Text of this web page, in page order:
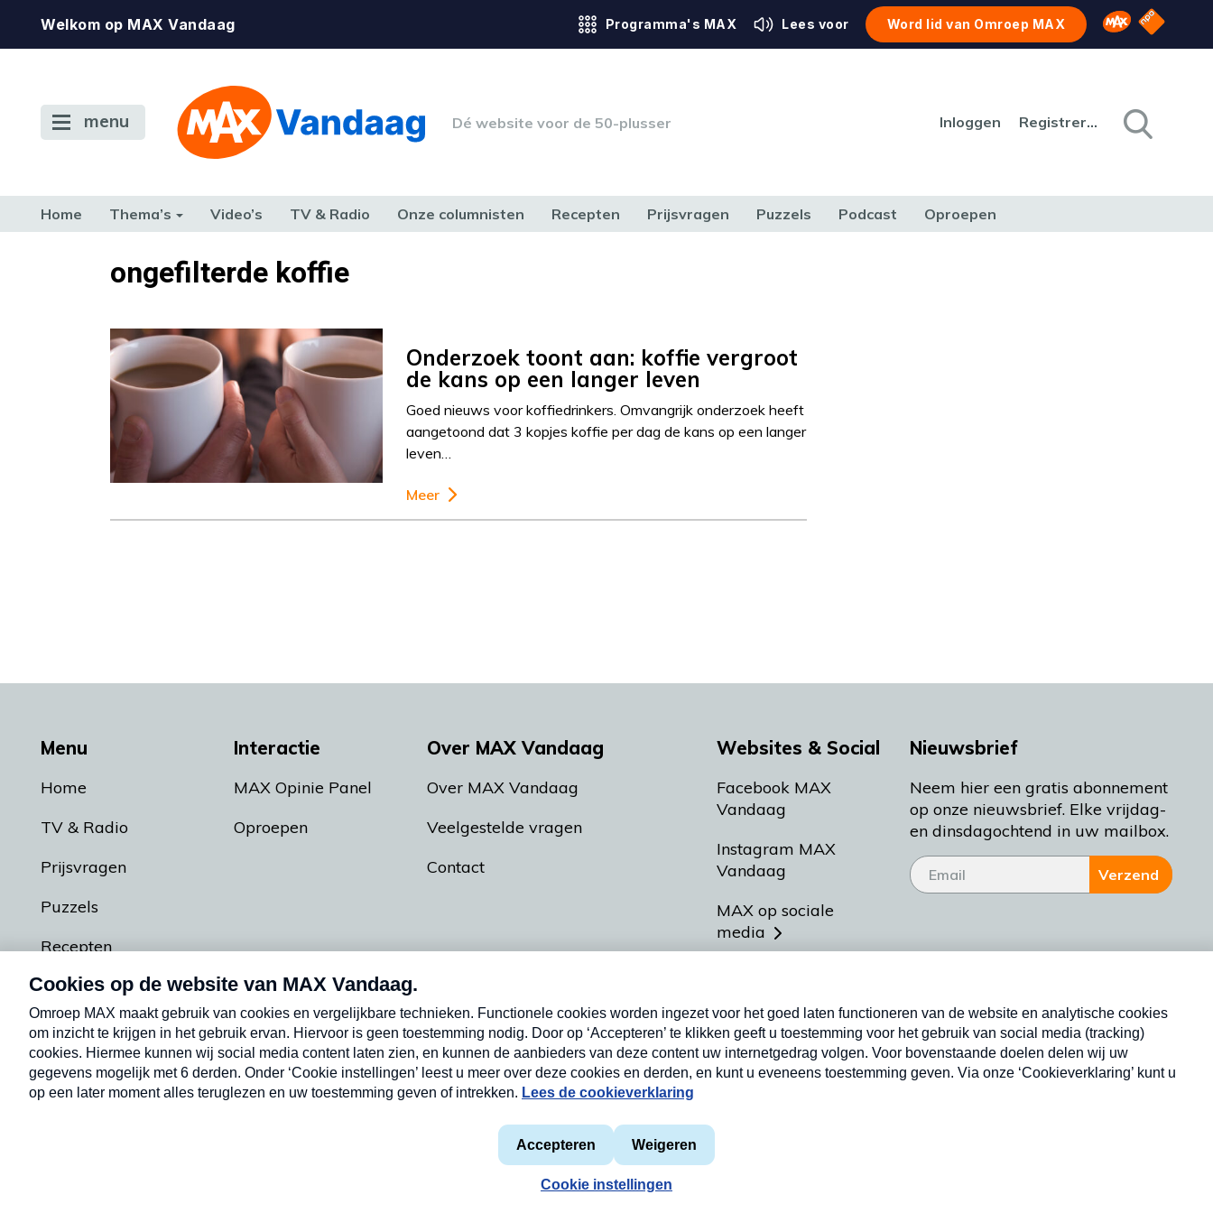
Welkom op MAX Vandaag Programma's MAX Lees voor Word lid van Omroep MAX Omroep MAX
NPO
menu Dé website voor de 50-plusser Inloggen Registreren
Home Thema’s Video’s TV & Radio Onze columnisten Recepten Prijsvragen Puzzels Podcast Oproepen
TERUG NAAR TOENongefilterde koffie
Onderzoek toont aan: koffie vergroot
de kans op een langer leven
Goed nieuws voor koffiedrinkers. Omvangrijk onderzoek heeft
aangetoond dat 3 kopjes koffie per dag de kans op een langer
leven…
Meer
Menu
Home
TV & Radio
Prijsvragen
Puzzels
Recepten
Podcasts
Interactie
MAX Opinie Panel
Oproepen
Over MAX Vandaag
Over MAX Vandaag
Veelgestelde vragen
Contact
Websites & Social
Facebook MAX
Vandaag
Instagram MAX
Vandaag
MAX op sociale
media
Meldpunt Actueel
Heel Holland Bakt
Nieuwsbrief
Neem hier een gratis abonnement
op onze nieuwsbrief. Elke vrijdag-
en dinsdagochtend in uw mailbox.
Verzend
Privacyverklaring
Cookieverklaring
Nieuwsbrief
Neem hier een gratis abonnement op onze